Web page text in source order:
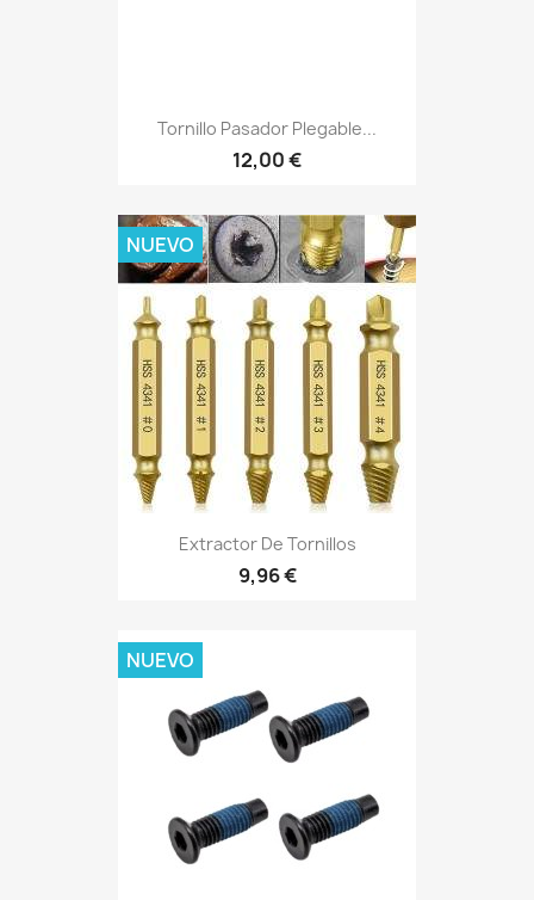
Tornillo Pasador Plegable...
12,00 €
Extractor De Tornillos
9,96 €
NUEVO
NUEVO